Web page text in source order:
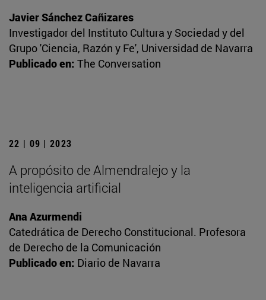
Javier Sánchez Cañizares
Investigador del Instituto Cultura y Sociedad y del
Grupo 'Ciencia, Razón y Fe', Universidad de Navarra
Publicado en: The Conversation
22 | 09 | 2023
A propósito de Almendralejo y la
inteligencia artificial
Ana Azurmendi
Catedrática de Derecho Constitucional. Profesora
de Derecho de la Comunicación
Publicado en: Diario de Navarra